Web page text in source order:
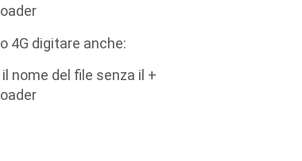
4G digitare anche:
nome del file senza il +